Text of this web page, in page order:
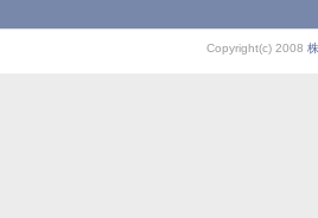
Copyright(c) 2008